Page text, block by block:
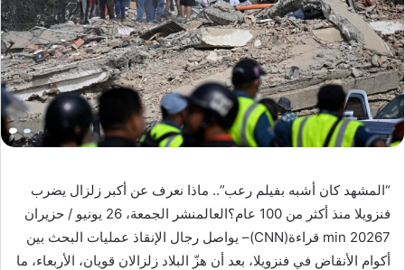
“المشهد كان أشبه بفيلم رعب”.. ماذا نعرف عن أكبر زلزال يضرب
فنزويلا منذ أكثر من 100 عام؟العالمنشر الجمعة، 26 يونيو / حزيران
20267 min قراءة(CNN)– يواصل رجال الإنقاذ عمليات البحث بين
أكوام الأنقاض في فنزويلا، بعد أن هزّ البلاد زلزالان قويان، الأربعاء، ما